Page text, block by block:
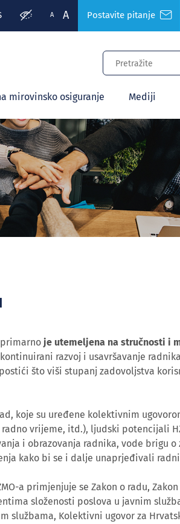
A A Postavite pitanje
mirovinsko osiguranje Mediji
primarno je utemeljena na stručnosti i
razvoj i usavršavanje
što viši stupanj zadovoljstva
koje su uređene kolektivnim
vrijeme, itd.), ljudski potencijali
i obrazovanja radnika, vode brigu
kako bi se i dalje unaprjeđivali
a primjenjuje se Zakon o radu,
složenosti poslova u javnim
službama, Kolektivni ugovor za